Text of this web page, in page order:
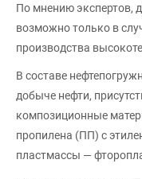
По мнению экспертов,
возможно только в
производства
В составе
добыче нефти,
композиционные
пропилена (ПП) с
пластмассы —